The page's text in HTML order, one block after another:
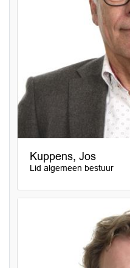
Kuppens, Jos
Lid algemeen bestuur